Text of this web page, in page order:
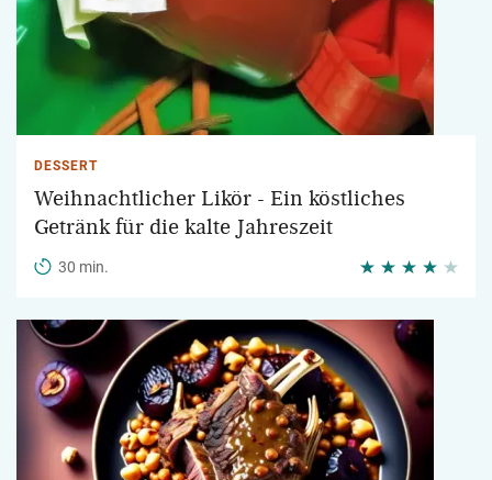
DESSERT
Weihnachtlicher Likör - Ein köstliches
Getränk für die kalte Jahreszeit
30 min.